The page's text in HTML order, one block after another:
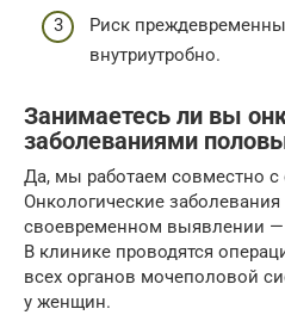
Риск
внутриутробно.
Занимаетесь ли вы
заболеваниями
Да, мы работаем совместно с
Онкологические
своевременном выявлении —
В клинике проводятся
всех органов мочеполовой
у женщин.